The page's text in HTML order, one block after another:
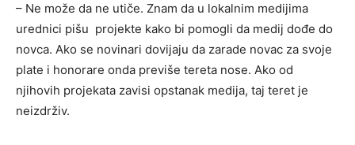
– Ne može da ne utiče. Znam da u lokalnim medijima
urednici pišu projekte kako bi pomogli da medij dođe do
novca. Ako se novinari dovijaju da zarade novac za svoje
plate i honorare onda previše tereta nose. Ako od
njihovih projekata zavisi opstanak medija, taj teret je
neizdrživ.